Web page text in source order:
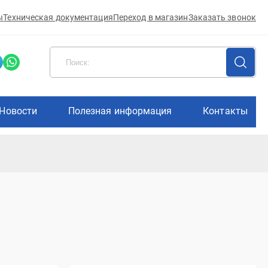
Техническая документацияПереход в магазинЗаказать звонок
Полезная информация Контакты